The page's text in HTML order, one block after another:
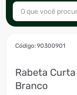
O que você
:90300901
Rabeta
Branco
2º
fogão
3º
freezer